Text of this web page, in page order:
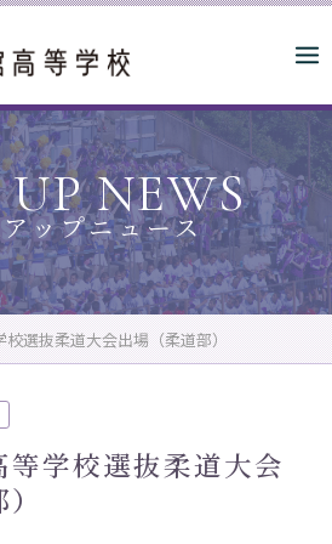
NEWS
選抜柔道大会出場（柔道部）
学校選抜柔道大会